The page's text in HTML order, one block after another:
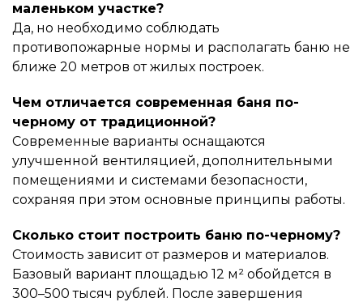
маленьком участке?
Да, но необходимо соблюдать
противопожарные нормы и располагать баню не
ближе 20 метров от жилых построек.
Чем отличается современная баня по-
черному от традиционной?
Современные варианты оснащаются
улучшенной вентиляцией, дополнительными
помещениями и системами безопасности,
сохраняя при этом основные принципы работы.
Сколько стоит построить баню по-черному?
Стоимость зависит от размеров и материалов.
Базовый вариант площадью 12 м² обойдется в
300–500 тысяч рублей. После завершения